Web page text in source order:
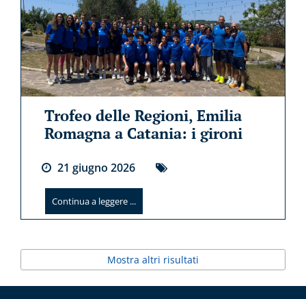
Trofeo delle Regioni, Emilia
Romagna a Catania: i gironi
21 giugno 2026
Continua a leggere ...
Mostra altri risultati